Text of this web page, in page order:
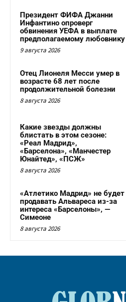
Президент ФИФА Джанни
Инфантино опроверг
обвинения УЕФА в выплате
предполагаемому любовнику
9 августа 2026
Отец Лионеля Месси умер в
возрасте 68 лет после
продолжительной болезни
8 августа 2026
Какие звезды должны
блистать в этом сезоне:
«Реал Мадрид»,
«Барселона», «Манчестер
Юнайтед», «ПСЖ»
8 августа 2026
«Атлетико Мадрид» не будет
продавать Альвареса из-за
интереса «Барселоны», —
Симеоне
8 августа 2026